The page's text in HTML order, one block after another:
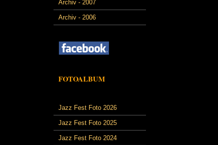
Archiv - 2007
Archiv - 2006
FOTOALBUM
Jazz Fest Foto 2026
Jazz Fest Foto 2025
Jazz Fest Foto 2024